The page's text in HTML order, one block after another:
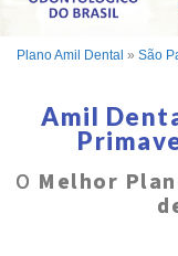
Plano Amil Dental » São
Amil
O Melhor